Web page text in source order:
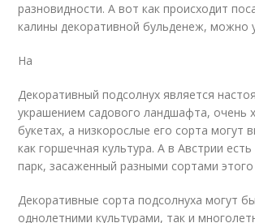
разновидности. А вот как происходит
калины декоративной бульденеж, можно
На
Декоративный подсолнух является
украшением садового ландшафта, очень
букетах, а низкорослые его сорта могут
как горшечная культура. А в Австрии
парк, засаженный разными сортами этого
Декоративные сорта подсолнуха могут
однолетними культурами, так и